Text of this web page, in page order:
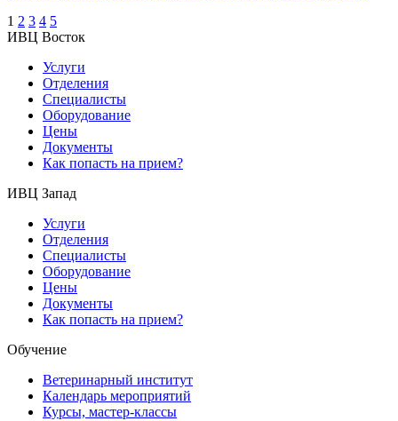
1 2 3 4 5
ИВЦ Восток
Услуги
Отделения
Специалисты
Оборудование
Цены
Документы
Как попасть на прием?
ИВЦ Запад
Услуги
Отделения
Специалисты
Оборудование
Цены
Документы
Как попасть на прием?
Обучение
Ветеринарный институт
Календарь мероприятий
Курсы, мастер-классы